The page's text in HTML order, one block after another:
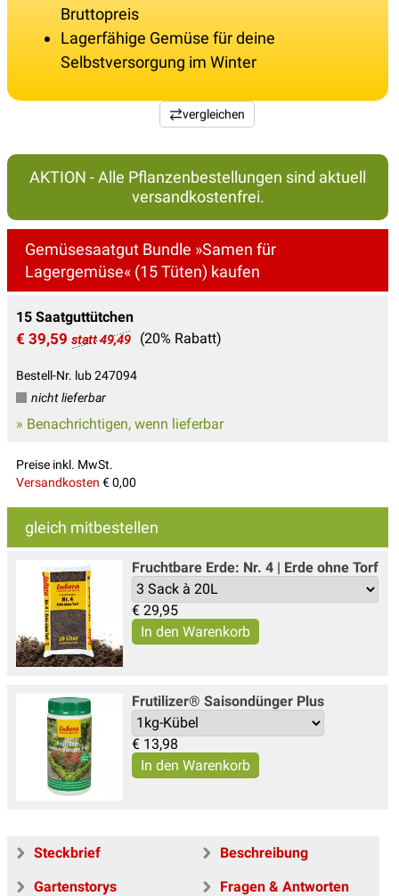
Bruttopreis
Lagerfähige Gemüse für deine
Selbstversorgung im Winter
vergleichen
AKTION - Alle Pflanzenbestellungen sind aktuell
versandkostenfrei.
Gemüsesaatgut Bundle »Samen für
Lagergemüse« (15 Tüten) kaufen
15 Saatguttütchen
€ 39,59 statt 49,49 (20% Rabatt)
Bestell-Nr. lub 247094
nicht lieferbar
» Benachrichtigen, wenn lieferbar
Preise inkl. MwSt.
Versandkosten € 0,00
gleich mitbestellen
Fruchtbare Erde: Nr. 4 | Erde ohne Torf
€ 29,95
Frutilizer® Saisondünger Plus
€ 13,98
Steckbrief
Beschreibung
Gartenstorys
Fragen & Antworten